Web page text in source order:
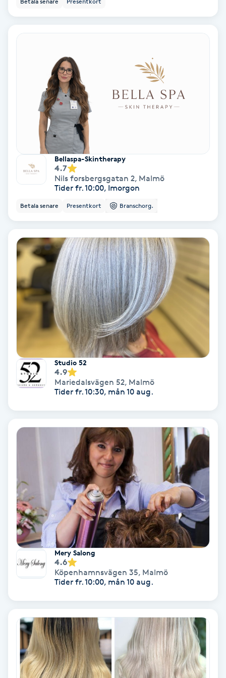
Bambumassage
Barnklippning
Blowout
Bottenfärg
Brynformning
Brynfärgning
Brynplockning
Bröllopsuppsättning
Coachning
Cryoterapi
Damklippning
Dermapen
Diamantslipning
Enzympeeling
Extensions
Bellaspa-Skintherapy
4.7
Nils forsbergsgatan 2, Malmö
Tider fr. 10:00, Imorgon
Betala senare Presentkort Branschorg.
Studio 52
4.9
Mariedalsvägen 52, Malmö
Tider fr. 10:30, mån 10 aug.
Mery Salong
4.6
Köpenhamnsvägen 35, Malmö
Tider fr. 10:00, mån 10 aug.